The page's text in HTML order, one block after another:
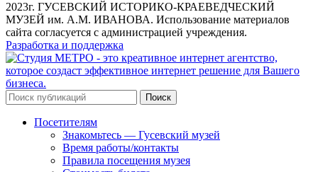
2023г. ГУСЕВСКИЙ ИСТОРИКО-КРАЕВЕДЧЕСКИЙ
МУЗЕЙ им. А.М. ИВАНОВА. Использование материалов
сайта согласуется с администрацией учреждения.
Разработка и поддержка
Поиск
Посетителям
Знакомьтесь — Гусевский музей
Время работы/контакты
Правила посещения музея